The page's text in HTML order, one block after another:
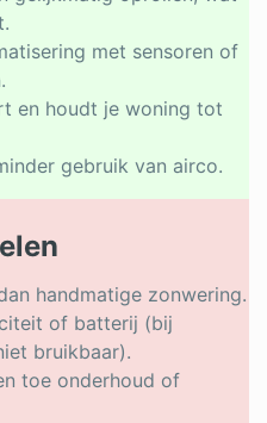
met sensoren of
en houdt je woning tot
gebruik van airco.
handmatige zonwering.
of batterij (bij
bruikbaar).
toe onderhoud of